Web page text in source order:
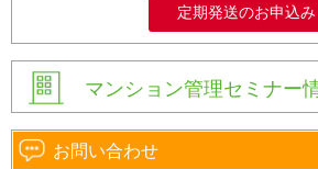
定期発送のお申込み
マンション管理セミナー
お問い合わせ